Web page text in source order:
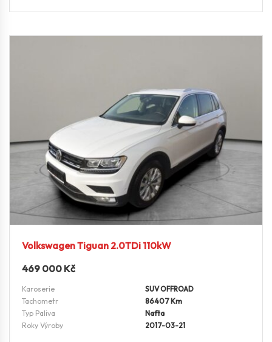
Volkswagen Tiguan 2.0TDi 110kW
469 000 Kč
Karoserie
SUV OFFROAD
Tachometr
86407 Km
Typ Paliva
Nafta
Roky Výroby
2017-03-21